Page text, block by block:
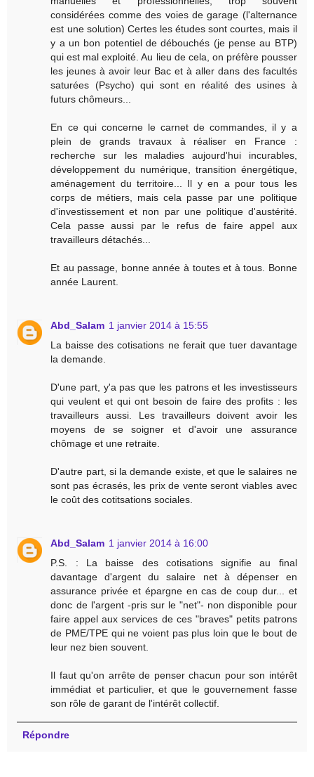
considérées comme des voies de garage (l'alternance
est une solution) Certes les études sont courtes, mais il
y a un bon potentiel de débouchés (je pense au BTP)
qui est mal exploité. Au lieu de cela, on préfère pousser
les jeunes à avoir leur Bac et à aller dans des facultés
saturées (Psycho) qui sont en réalité des usines à
futurs chômeurs...
En ce qui concerne le carnet de commandes, il y a
plein de grands travaux à réaliser en France :
recherche sur les maladies aujourd'hui incurables,
développement du numérique, transition énergétique,
aménagement du territoire... Il y en a pour tous les
corps de métiers, mais cela passe par une politique
d'investissement et non par une politique d'austérité.
Cela passe aussi par le refus de faire appel aux
travailleurs détachés...
Et au passage, bonne année à toutes et à tous. Bonne
année Laurent.
Abd_Salam 1 janvier 2014 à 15:55
La baisse des cotisations ne ferait que tuer davantage
la demande.
D'une part, y'a pas que les patrons et les investisseurs
qui veulent et qui ont besoin de faire des profits : les
travailleurs aussi. Les travailleurs doivent avoir les
moyens de se soigner et d'avoir une assurance
chômage et une retraite.
D'autre part, si la demande existe, et que le salaires ne
sont pas écrasés, les prix de vente seront viables avec
le coût des cotitsations sociales.
Abd_Salam 1 janvier 2014 à 16:00
P.S. : La baisse des cotisations signifie au final
davantage d'argent du salaire net à dépenser en
assurance privée et épargne en cas de coup dur... et
donc de l'argent -pris sur le "net"- non disponible pour
faire appel aux services de ces "braves" petits patrons
de PME/TPE qui ne voient pas plus loin que le bout de
leur nez bien souvent.
Il faut qu'on arrête de penser chacun pour son intérêt
immédiat et particulier, et que le gouvernement fasse
son rôle de garant de l'intérêt collectif.
Répondre